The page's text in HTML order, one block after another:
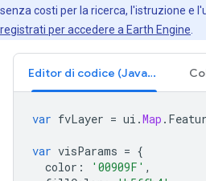
senza costi per la ricerca, l'istruzione e
registrati per accedere a Earth Engine
Editor di codice (JavaScript)
var fvLayer = ui .Map .
var visParams = {
color : '00909F' ,